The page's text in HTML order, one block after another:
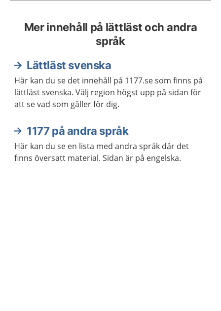
Mer innehåll på lättläst och andra
språk
Lättläst svenska
Här kan du se det innehåll på 1177.se som finns på
lättläst svenska. Välj region högst upp på sidan för
att se vad som gäller för dig.
1177 på andra språk
Här kan du se en lista med andra språk där det
finns översatt material. Sidan är på engelska.